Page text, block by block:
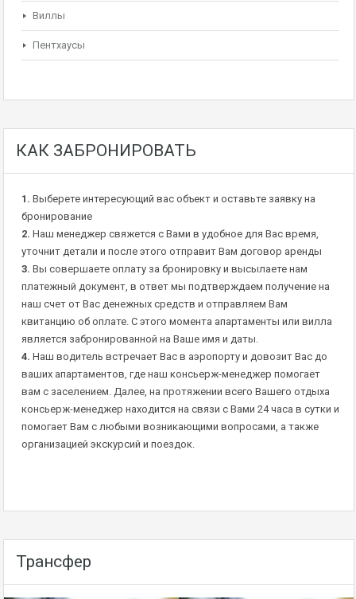
Виллы
Пентхаусы
КАК ЗАБРОНИРОВАТЬ
1. Выберете интересующий вас объект и оставьте заявку на
бронирование
2. Наш менеджер свяжется с Вами в удобное для Вас время,
уточнит детали и после этого отправит Вам договор аренды
3. Вы совершаете оплату за бронировку и высылаете нам
платежный документ, в ответ мы подтверждаем получение на
наш счет от Вас денежных средств и отправляем Вам
квитанцию об оплате. С этого момента апартаменты или вилла
является забронированной на Ваше имя и даты.
4. Наш водитель встречает Вас в аэропорту и довозит Вас до
ваших апартаментов, где наш консьерж-менеджер помогает
вам с заселением. Далее, на протяжении всего Вашего отдыха
консьерж-менеджер находится на связи с Вами 24 часа в сутки и
помогает Вам с любыми возникающими вопросами, а также
организацией экскурсий и поездок.
Трансфер